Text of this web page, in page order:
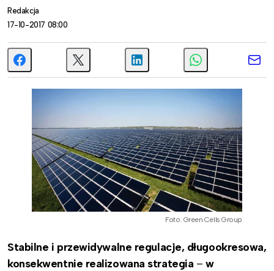
Redakcja
17-10-2017 08:00
Foto. Green Cells Group
Stabilne i przewidywalne regulacje, długookresowa,
konsekwentnie realizowana strategia – w